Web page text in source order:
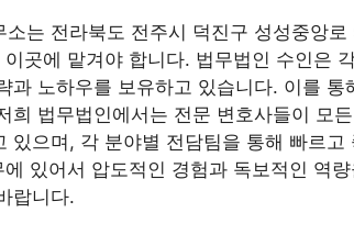
소는 전라북도 전주시 덕진구 성성중앙
곳에 맡겨야 합니다. 법무법인 수인은
과 노하우를 보유하고 있습니다. 이를
희 법무법인에서는 전문 변호사들이 모
있으며, 각 분야별 전담팀을 통해 빠르고
있어서 압도적인 경험과 독보적인 역
랍니다.